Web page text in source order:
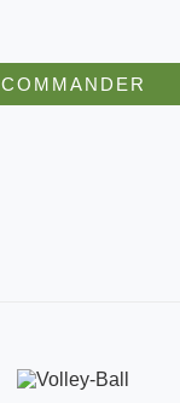
COMMANDER